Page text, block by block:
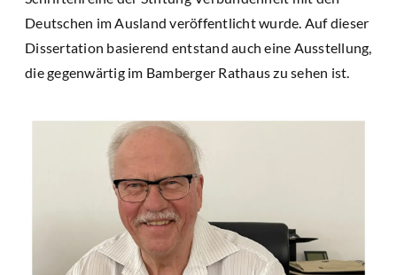
Deutschen im Ausland veröffentlicht wurde. Auf dieser
Dissertation basierend entstand auch eine Ausstellung,
die gegenwärtig im Bamberger Rathaus zu sehen ist.